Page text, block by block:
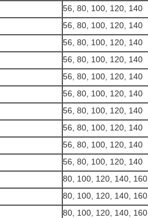
56, 80, 100, 120, 140
56, 80, 100, 120, 140
56, 80, 100, 120, 140
56, 80, 100, 120, 140
56, 80, 100, 120, 140
56, 80, 100, 120, 140
56, 80, 100, 120, 140
56, 80, 100, 120, 140
56, 80, 100, 120, 140
56, 80, 100, 120, 140
80, 100, 120, 140, 160
80, 100, 120, 140, 160
80, 100, 120, 140, 160